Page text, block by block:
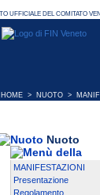
HOME > NUOTO >
Nuoto
MANIFESTAZIONI
Presentazione
Regolamento